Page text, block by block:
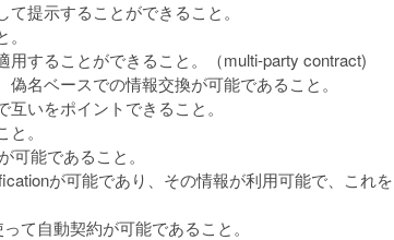
提示することができること。
することができること。（multi-party contract)
名ベースでの情報交換が可能であること。
いをポイントできること。
。
能であること。
が可能であり、その情報が利用可能で、これを
て自動契約が可能であること。